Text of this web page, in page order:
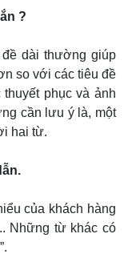
?
dài thường giúp
so với các tiêu đề
phục và ảnh
cần lưu ý là, một
hai từ.
của khách hàng
Những từ khác có